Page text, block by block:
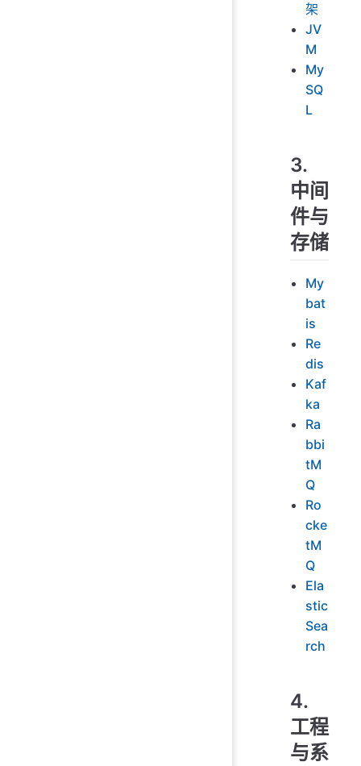
架
JV
M
My
SQ
L
3.
中间
件与
存储
My
bat
is
Re
dis
Kaf
ka
Ra
bbi
tM
Q
Ro
cke
tM
Q
Ela
stic
Sea
rch
4.
工程
与系